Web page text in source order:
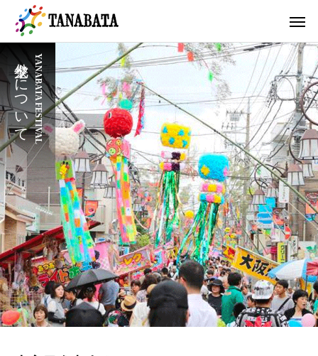
YANABATA FESTIVAL
七夕祭りについて